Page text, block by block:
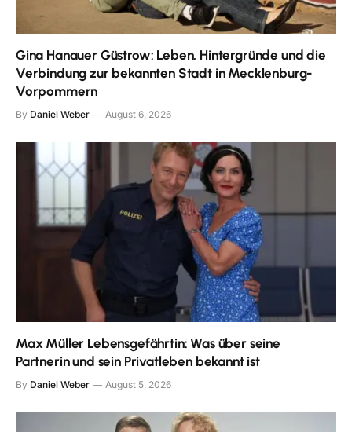
Gina Hanauer Güstrow: Leben, Hintergründe und die
Verbindung zur bekannten Stadt in Mecklenburg-
Vorpommern
By Daniel Weber August 6, 2026
Max Müller Lebensgefährtin: Was über seine
Partnerin und sein Privatleben bekannt ist
By Daniel Weber August 5, 2026